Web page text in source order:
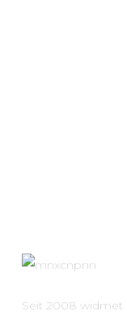
Seit 2008 widmet